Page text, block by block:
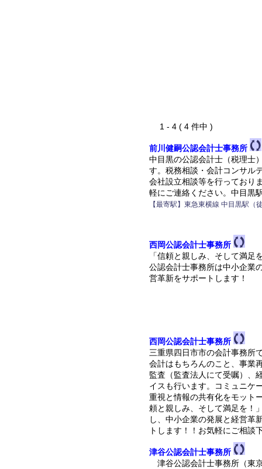
1 - 4 ( 4 件中 )
前川健嗣公認会計士事務所
中目黒の公認会計士（税理士
す。税務相談・会計コンサル
会社設立相談等を行っており
軽にご連絡ください。中目黒
【最寄駅】東急東横線 中目黒駅（
西岡公認会計士事務所
「信頼と親しみ、そして満足
公認会計士事務所は中小企業
営革新をサポートします！
西岡公認会計士事務所
三重県四日市市の会計事務所
会計はもちろんのこと、事業
監査（監査法人にて受嘱）、
イスも行います。コミュニケ
重視と情報の共有化をモット
頼と親しみ、そして満足を！
し、中小企業の発展と経営革
トします！！お気軽にご相談
津谷公認会計士事務所
津谷公認会計士事務所（東